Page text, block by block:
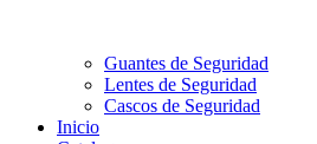
Guantes de Seguridad
Lentes de Seguridad
Cascos de Seguridad
Inicio